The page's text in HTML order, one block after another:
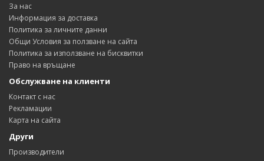
За нас
Информация за доставка
Политика за личните данни
Общи Условия за ползване на сайта
Политика за използване на бисквитки
Право на връщане
Обслужване на клиенти
Контакт с нас
Рекламации
Карта на сайта
Други
Производители